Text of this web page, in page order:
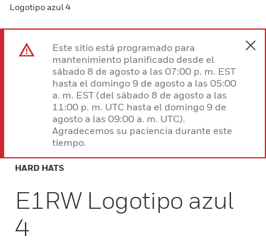
Logotipo azul 4
Este sitio está programado para
mantenimiento planificado desde el
sábado 8 de agosto a las 07:00 p. m. EST
hasta el domingo 9 de agosto a las 05:00
a. m. EST (del sábado 8 de agosto a las
11:00 p. m. UTC hasta el domingo 9 de
agosto a las 09:00 a. m. UTC).
Agradecemos su paciencia durante este
tiempo.
HARD HATS
E1RW Logotipo azul
4